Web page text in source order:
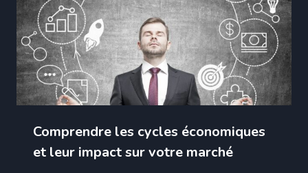
Comprendre les cycles économiques
et leur impact sur votre marché